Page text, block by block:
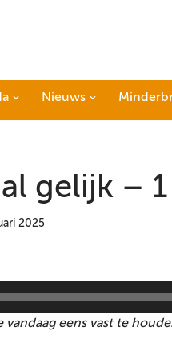
Nieuws
gelijk –
2025
vandaag eens vast te